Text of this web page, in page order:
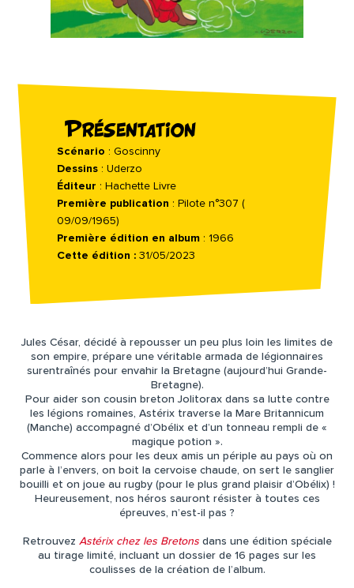
Présentation
Scénario : Goscinny
Dessins : Uderzo
Éditeur : Hachette Livre
Première publication : Pilote n°307 (
09/09/1965)
Première édition en album : 1966
Cette édition :31/05/2023
Jules César, décidé à repousser un peu plus loin les limites de
son empire, prépare une véritable armada de légionnaires
surentraînés pour envahir la Bretagne (aujourd’hui Grande-
Bretagne).
Pour aider son cousin breton Jolitorax dans sa lutte contre
les légions romaines, Astérix traverse la Mare Britannicum
(Manche) accompagné d’Obélix et d’un tonneau rempli de «
magique potion ».
Commence alors pour les deux amis un périple au pays où on
parle à l’envers, on boit la cervoise chaude, on sert le sanglier
bouilli et on joue au rugby (pour le plus grand plaisir d’Obélix) !
Heureusement, nos héros sauront résister à toutes ces
épreuves, n’est-il pas ?
Retrouvez Astérix chez les Bretonsdans une édition spéciale
au tirage limité, incluant un dossier de 16 pages sur les
coulisses de la création de l’album.